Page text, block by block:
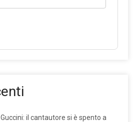
il cantautore si è spento a